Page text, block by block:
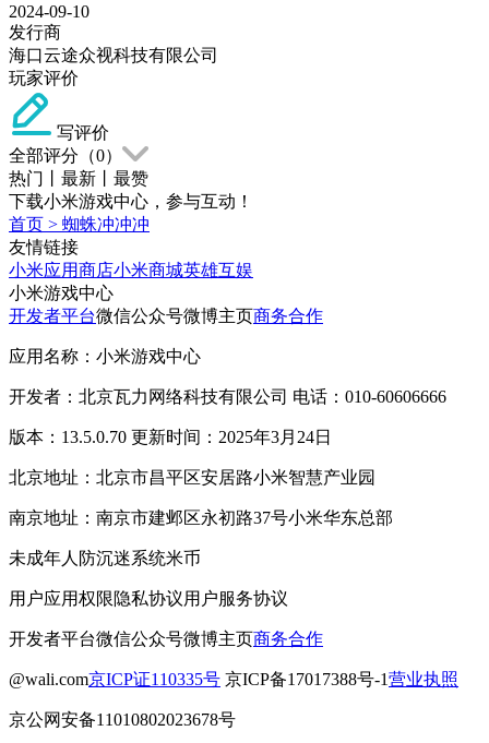
2024-09-10
发行商
海口云途众视科技有限公司
玩家评价
写评价
全部评分（0）
热门
最新
最赞
下载小米游戏中心，参与互动！
首页 > 蜘蛛冲冲冲
友情链接
小米应用商店小米商城英雄互娱
小米游戏中心
开发者平台微信公众号微博主页商务合作
应用名称：小米游戏中心
开发者：北京瓦力网络科技有限公司 电话：010-60606666
版本：13.5.0.70 更新时间：2025年3月24日
北京地址：北京市昌平区安居路小米智慧产业园
南京地址：南京市建邺区永初路37号小米华东总部
未成年人防沉迷系统米币
用户应用权限隐私协议用户服务协议
开发者平台微信公众号微博主页商务合作
@wali.com京ICP证110335号 京ICP备17017388号-1营业执照
京公网安备11010802023678号